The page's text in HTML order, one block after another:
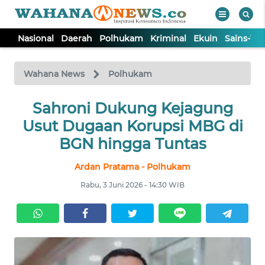
Nasional Daerah Polhukam Kriminal Ekuin Sains-
Wahana News Polhukam
Sahroni Dukung Kejagung
Usut Dugaan Korupsi MBG di
BGN hingga Tuntas
Ardan Pratama - Polhukam
Rabu, 3 Juni 2026 - 14:30 WIB
TV
Tutup
NASIONAL
KRIMINAL
EKUIN